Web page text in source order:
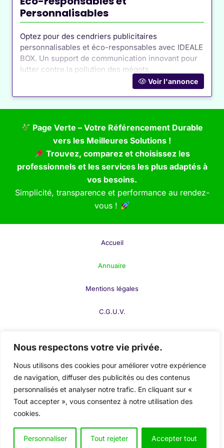
Nous respectons votre vie privée.
Nous utilisons des cookies pour améliorer votre expérience
de navigation, diffuser des publicités ou des contenus
personnalisés et analyser notre trafic. En cliquant sur «
Tout accepter », vous consentez à notre utilisation des
cookies.
Personnaliser Tout rejeter Accepter tout
les consommateurs des risques liés à des pratiques
commerciales trompeuses ou à des produits
dangereux ;
Des guides pratiquespour mieux choisir ses
produits, comprendre les labels et éviter les
arnaques ;
, comme des
responsables.
Ces initiatives permettent de renforcer l’autonomie
des consommateurs et de
protéger leur pouvoir
d’achat
face aux dérives commerciales.
Rejoindre une
Association de Défense
des Consommateurs : Un
Accessibles pour Tous les
Adhérer à uneassociation de défense des
consommateurs
permet de bénéficier d’un
soutien
constantface aux difficultés rencontrées dans vos
achats et démarches commerciales. Ces
associations sont des alliées incontournables pour
garantir vos droits en tant que consommateur. Que
ce soit pour une simple question juridique ou un
litige complexe, elles vous apportent les outils
Personnalisables
Optez pour des cendriers publicitaires
personnalisables et éco-responsables avec IDEALE
BOX. Un support de communication innovant pour
lutter contre la pollution des mégots.
Voir l'annonce
Page Verte – Votre Référencement Durable
vers les Meilleures Solutions !
Trouvez, comparez et choisissez les
professionnels et les services les plus adaptés à
vos besoins.
Simplicité, transparence et performance au rendez-
vous !
Accueil
Annuaire
Mentions légales
C.G.U.V.
Publier votre fiche
Mon compte
© 2024-2026 Page Verte. Tous droits réservés.